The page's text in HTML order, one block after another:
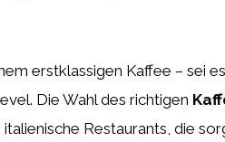
erstklassigen Kaffee – sei
Die Wahl des richtigen
Restaurants, die